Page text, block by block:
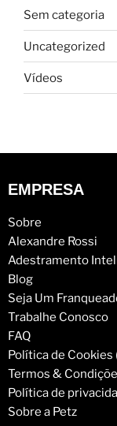
Sem categoria
Uncategorized
Vídeos
EMPRESA
Sobre
Alexandre Rossi
Adestramento
Blog
Seja Um
Trabalhe Conosco
FAQ
Política de Cookies
Termos &
Política de
Sobre a Petz